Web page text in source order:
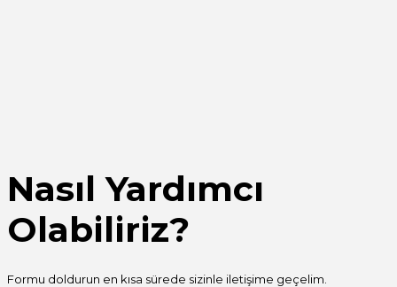
Nasıl Yardımcı
Olabiliriz?
Formu doldurun en kısa sürede sizinle iletişime geçelim.